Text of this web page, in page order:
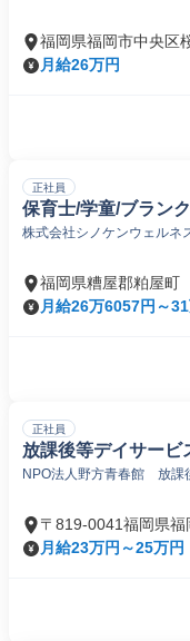
福岡県福岡市中央区
月給26万円
正社員
保育士/学童/ブラン
株式会社シノケンウェルネ
福岡県糟屋郡粕屋町
月給26万6057円～
正社員
放課後等デイサービ
NPO法人野方青春館 放課
〒819-0041福岡県
月給23万円～25万円